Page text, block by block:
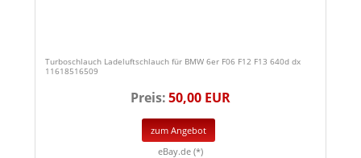
Turboschlauch Ladeluftschlauch für BMW 6er F06 F12 F13 640d dx
11618516509
Preis:50,00 EUR
zum Angebot
eBay.de (*)